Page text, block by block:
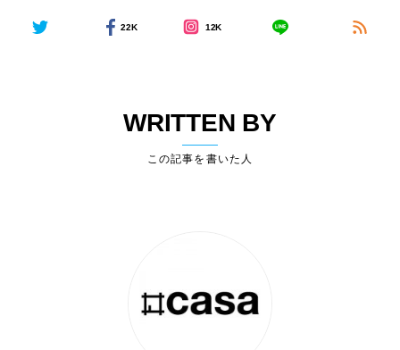
22K 12K
WRITTEN BY
この記事を書いた人